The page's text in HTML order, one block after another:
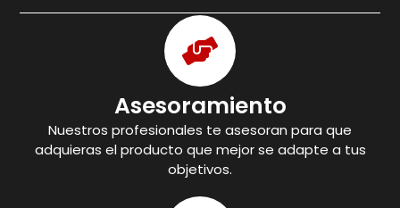
Asesoramiento
Nuestros profesionales te asesoran para que
adquieras el producto que mejor se adapte a tus
objetivos.